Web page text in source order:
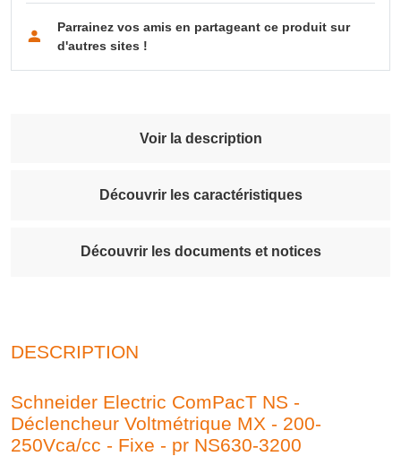
Parrainez vos amis en partageant ce produit sur
d'autres sites !
Voir la description
Découvrir les caractéristiques
Découvrir les documents et notices
DESCRIPTION
Schneider Electric ComPacT NS -
Déclencheur Voltmétrique MX - 200-
250Vca/cc - Fixe - pr NS630-3200